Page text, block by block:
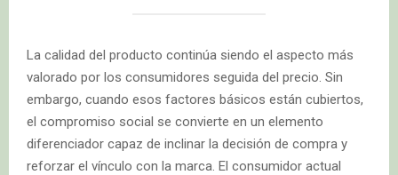
La calidad del producto continúa siendo el aspecto más
valorado por los consumidores seguida del precio. Sin
embargo, cuando esos factores básicos están cubiertos,
el compromiso social se convierte en un elemento
diferenciador capaz de inclinar la decisión de compra y
reforzar el vínculo con la marca. El consumidor actual